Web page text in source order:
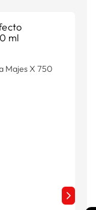
Majes X 750